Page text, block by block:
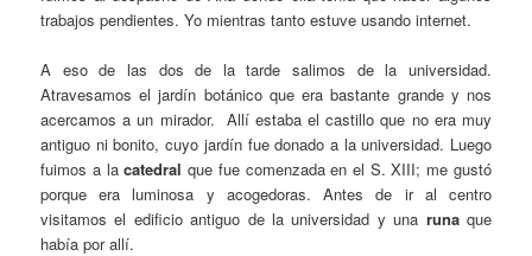
trabajos pendientes. Yo mientras tanto estuve usando internet.
A eso de las dos de la tarde salimos de la universidad.
Atravesamos el jardín botánico que era bastante grande y nos
acercamos a un mirador. Allí estaba el castillo que no era muy
antiguo ni bonito, cuyo jardín fue donado a la universidad. Luego
fuimos a lacatedral que fue comenzada en el S. XIII; me gustó
porque era luminosa y acogedoras. Antes de ir al centro
visitamos el edificio antiguo de la universidad y una runaque
había por allí.